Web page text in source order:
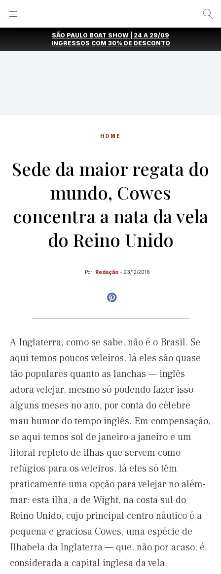
SÃO PAULO BOAT SHOW | 24 A 29/09
INGRESSOS COM 30% DE DESCONTO
HOME
Sede da maior regata do
mundo, Cowes
concentra a nata da vela
do Reino Unido
Por: Redação - 23/12/2016
A Inglaterra, como se sabe, não é o Brasil. Se
aqui temos poucos veleiros, lá eles são quase
tão populares quanto as lanchas — inglês
adora velejar, mesmo só podendo fazer isso
alguns meses no ano, por conta do célebre
mau humor do tempo inglês. Em compensação,
se aqui temos sol de janeiro a janeiro e um
litoral repleto de ilhas que servem como
refúgios para os veleiros, lá eles só têm
praticamente uma opção para velejar no além-
mar: esta ilha, a de Wight, na costa sul do
Reino Unido, cujo principal centro náutico é a
pequena e graciosa Cowes, uma espécie de
Ilhabela da Inglaterra — que, não por acaso, é
considerada a capital inglesa da vela.